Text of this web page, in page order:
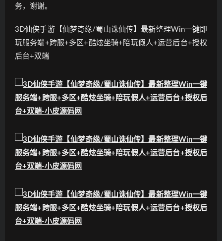
务，谢谢。
3D仙侠手游【仙梦奇缘/蜀山诛仙传】最新整理Win一键即
玩服务端+跨服+多区+酷炫坐骑+陪玩假人+运营后台+授权
后台+双端